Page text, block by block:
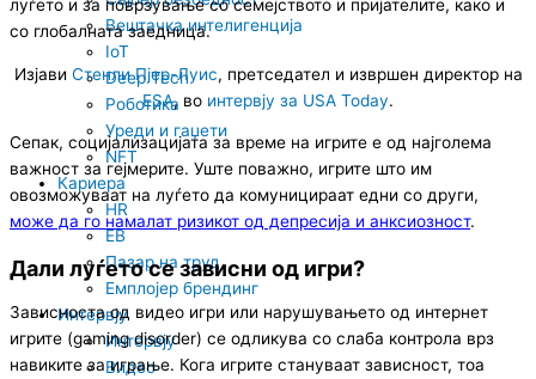
Вештачка интелигенција
IoT
Deep Tech
Роботика
Уреди и гаџети
NFT
Кариера
HR
EB
Пазар на труд
Емплојер брендинг
Интервју
Интервју
Видео
луѓето и за поврзување со семејството и пријателите, како и
со глобалната заедница.
Изјави Стенли Пјер-Луис, претседател и извршен директор на
ESA, во интервју за USA Today.
Сепак, социјализацијата за време на игрите е од најголема
важност за гејмерите. Уште поважно, игрите што им
овозможуваат на луѓето да комуницираат едни со други,
може да го намалат ризикот од депресија и анксиозност.
Дали луѓето се зависни од игри?
Зависноста од видео игри или нарушувањето од интернет
игрите (gaming disorder) се одликува со слаба контрола врз
навиките за играње. Кога игрите стануваат зависност, тоа